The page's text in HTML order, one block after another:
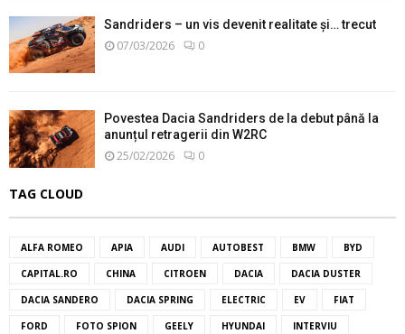
Sandriders – un vis devenit realitate și… trecut
07/03/2026 0
Povestea Dacia Sandriders de la debut până la
anunțul retragerii din W2RC
25/02/2026 0
TAG CLOUD
ALFA ROMEO APIA AUDI AUTOBEST BMW BYD
CAPITAL.RO CHINA CITROEN DACIA DACIA DUSTER
DACIA SANDERO DACIA SPRING ELECTRIC EV FIAT
FORD FOTO SPION GEELY HYUNDAI INTERVIU